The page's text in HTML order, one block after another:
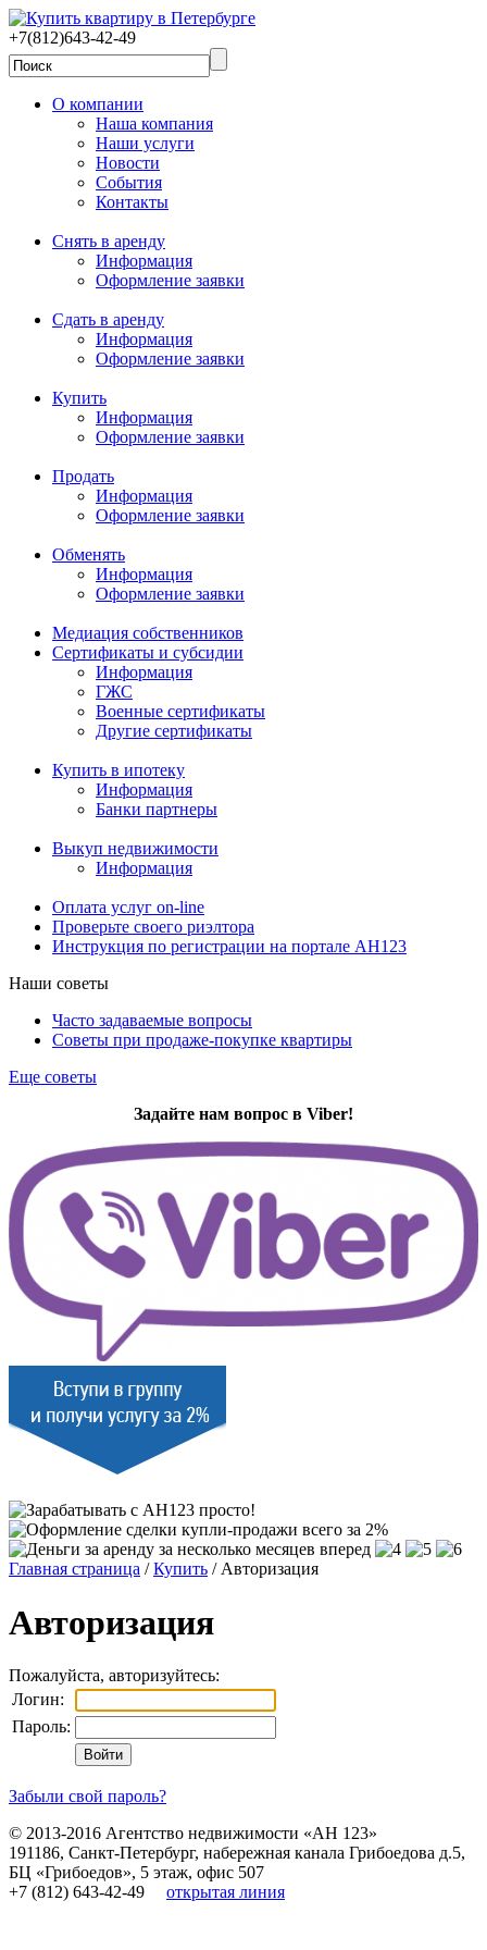
+7(812)643-42-49
О компании
Наша компания
Наши услуги
Новости
События
Контакты
Снять в аренду
Информация
Оформление заявки
Сдать в аренду
Информация
Оформление заявки
Купить
Информация
Оформление заявки
Продать
Информация
Оформление заявки
Обменять
Информация
Оформление заявки
Медиация собственников
Сертификаты и субсидии
Информация
ГЖС
Военные сертификаты
Другие сертификаты
Купить в ипотеку
Информация
Банки партнеры
Выкуп недвижимости
Информация
Оплата услуг on-line
Проверьте своего риэлтора
Инструкция по регистрации на портале АН123
Наши советы
Часто задаваемые вопросы
Советы при продаже-покупке квартиры
Еще советы
Задайте нам вопрос в Viber!
Главная страница /Купить / Авторизация
Авторизация
Пожалуйста, авторизуйтесь:
Логин:
Пароль:
Забыли свой пароль?
© 2013-2016 Агентство недвижимости «АН 123»
191186, Санкт-Петербург, набережная канала Грибоедова д.5,
БЦ «Грибоедов», 5 этаж, офис 507
+7 (812) 643-42-49
открытая линия